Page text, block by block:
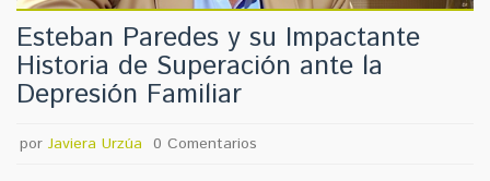
Esteban Paredes y su Impactante
Historia de Superación ante la
Depresión Familiar
por Javiera Urzúa 0 Comentarios